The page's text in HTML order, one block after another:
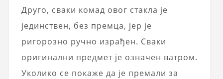
Друго, сваки комад овог стакла је
јединствен, без премца, јер је
ригорозно ручно израђен. Сваки
оригинални предмет је означен ватром.
Уколико се покаже да је премали за